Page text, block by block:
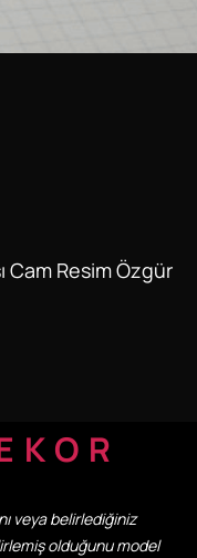
Cam Resim Özgür
veya belirlediğiniz
olduğunu model